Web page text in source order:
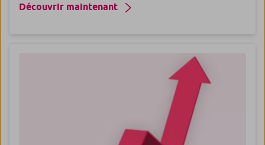
Découvrir maintenant